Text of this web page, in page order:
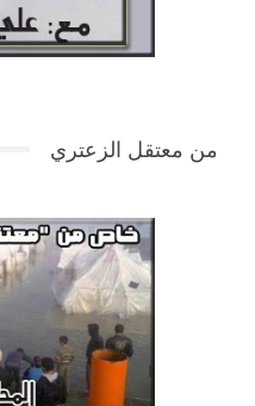
من معتقل الزعتري